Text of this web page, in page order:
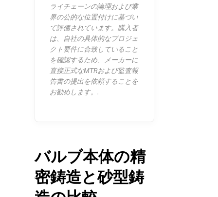
ライチェーンの論理および業
界の公的な位置付けに基づい
て評価されています。購入者
は、自社の具体的なプロジェ
クト要件に合致していること
を確認するため、メーカーに
直接正式なMTRおよび監査報
告書の提出を依頼することを
お勧めします。.
バルブ本体の精
密鋳造と砂型鋳